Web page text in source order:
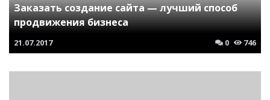
Заказать создание сайта — лучший способ
продвижения бизнеса
21.07.2017 0 746